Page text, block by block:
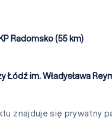
Radomsko (55 km)
Łódź im. Władysława
znajduje się prywatny